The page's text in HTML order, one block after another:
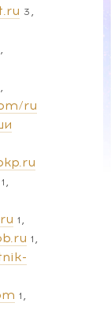
3
ru
1
1
1
1